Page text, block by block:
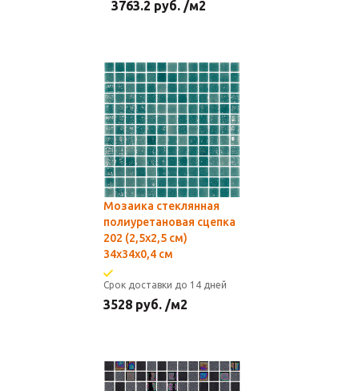
3763.2 руб. /м2
Мозаика стеклянная
полиуретановая сцепка
202 (2,5х2,5 см)
34х34x0,4 см
Срок доставки до 14 дней
3528 руб. /м2